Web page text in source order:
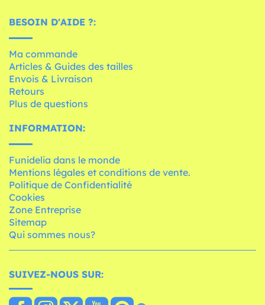
BESOIN D'AIDE ?:
Ma commande
Articles & Guides des tailles
Envois & Livraison
Retours
Plus de questions
INFORMATION:
Funidelia dans le monde
Mentions légales et conditions de vente.
Politique de Confidentialité
Cookies
Zone Entreprise
Sitemap
Qui sommes nous?
SUIVEZ-NOUS SUR: